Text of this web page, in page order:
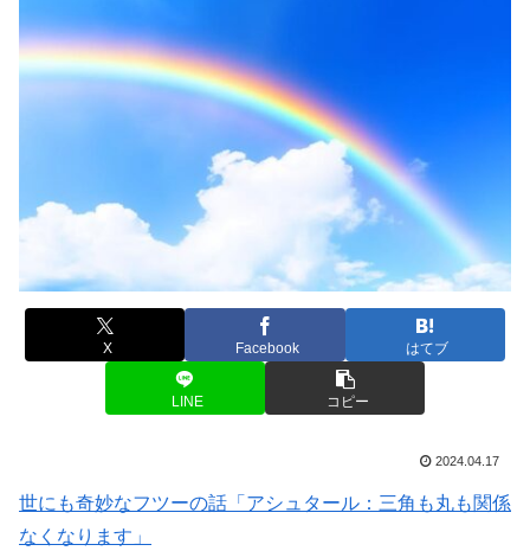
X Facebook はてブ
LINE コピー
2024.04.17
世にも奇妙なフツーの話「アシュタール：三角も丸も関係
なくなります」